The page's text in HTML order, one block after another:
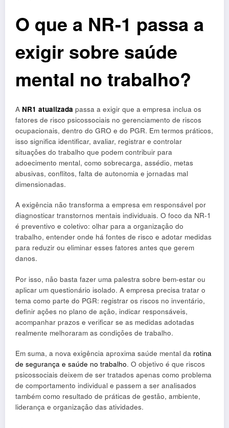
O que a NR-1 passa a
exigir sobre saúde
mental no trabalho?
A NR1 atualizada passa a exigir que a empresa inclua os
fatores de risco psicossociais no gerenciamento de riscos
ocupacionais, dentro do GRO e do PGR. Em termos práticos,
isso significa identificar, avaliar, registrar e controlar
situações do trabalho que podem contribuir para
adoecimento mental, como sobrecarga, assédio, metas
abusivas, conflitos, falta de autonomia e jornadas mal
dimensionadas.
A exigência não transforma a empresa em responsável por
diagnosticar transtornos mentais individuais. O foco da NR-1
é preventivo e coletivo: olhar para a organização do
trabalho, entender onde há fontes de risco e adotar medidas
para reduzir ou eliminar esses fatores antes que gerem
danos.
Por isso, não basta fazer uma palestra sobre bem-estar ou
aplicar um questionário isolado. A empresa precisa tratar o
tema como parte do PGR: registrar os riscos no inventário,
definir ações no plano de ação, indicar responsáveis,
acompanhar prazos e verificar se as medidas adotadas
realmente melhoraram as condições de trabalho.
Em suma, a nova exigência aproxima saúde mental da rotina
de segurança e saúde no trabalho. O objetivo é que riscos
psicossociais deixem de ser tratados apenas como problema
de comportamento individual e passem a ser analisados
também como resultado de práticas de gestão, ambiente,
liderança e organização das atividades.